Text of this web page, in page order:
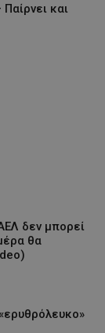
και
δεν μπορεί
θα